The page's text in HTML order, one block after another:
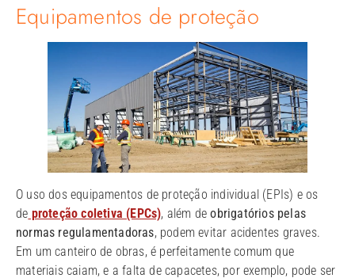
Equipamentos de proteção
O uso dos equipamentos de proteção individual (EPIs) e os
de proteção coletiva (EPCs), além deobrigatórios pelas
normas regulamentadoras, podem evitar acidentes graves.
Em um canteiro de obras, é perfeitamente comum que
materiais caiam, e a falta de capacetes, por exemplo, pode ser